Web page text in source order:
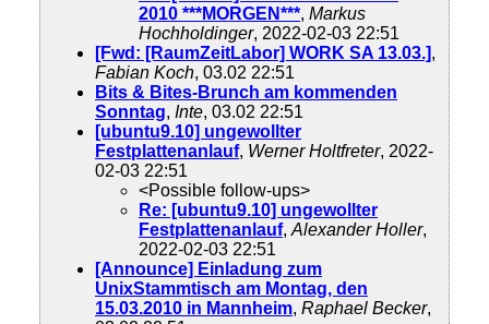
2010 ***MORGEN***, Markus
Hochholdinger, 2022-02-03 22:51
[Fwd: [RaumZeitLabor] WORK SA 13.03.],
Fabian Koch, 03.02 22:51
Bits & Bites-Brunch am kommenden
Sonntag, Inte, 03.02 22:51
[ubuntu9.10] ungewollter
Festplattenanlauf, Werner Holtfreter, 2022-
02-03 22:51
<Possible follow-ups>
Re: [ubuntu9.10] ungewollter
Festplattenanlauf, Alexander Holler,
2022-02-03 22:51
[Announce] Einladung zum
UnixStammtisch am Montag, den
15.03.2010 in Mannheim, Raphael Becker,